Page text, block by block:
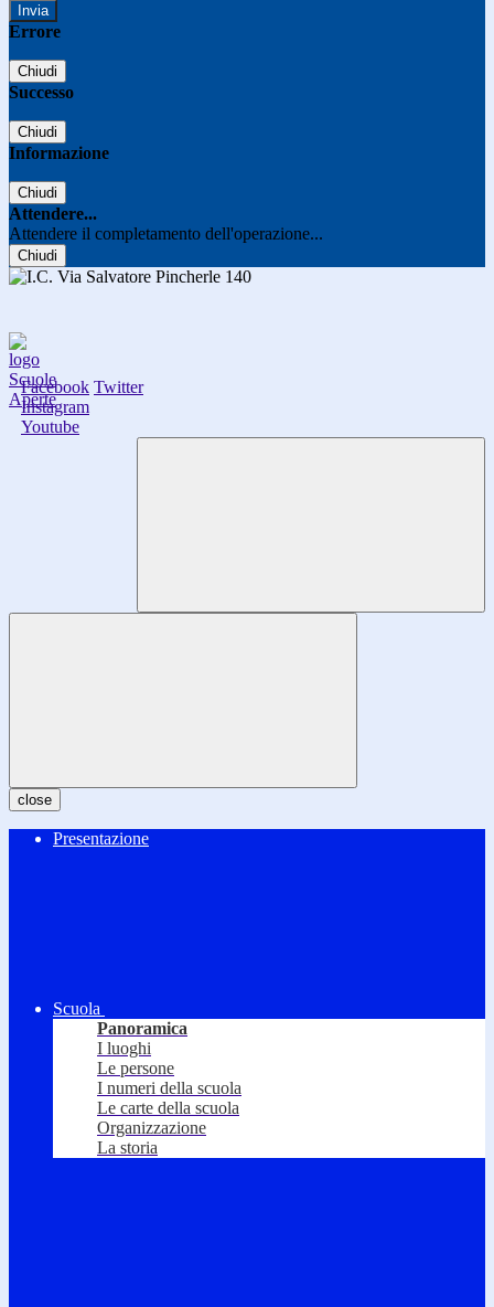
Errore
Chiudi
Successo
Chiudi
Informazione
Chiudi
Attendere...
Attendere il completamento dell'operazione...
Chiudi
Facebook Twitter
Instagram
Youtube
close
Presentazione
Scuola
Panoramica
I luoghi
Le persone
I numeri della scuola
Le carte della scuola
Organizzazione
La storia